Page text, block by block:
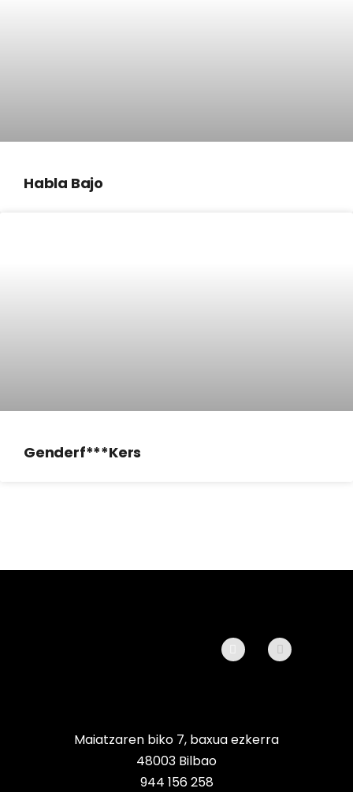
Habla Bajo
Genderf***kers
Maiatzaren biko 7, baxua ezkerra
48003 Bilbao
944 156 258